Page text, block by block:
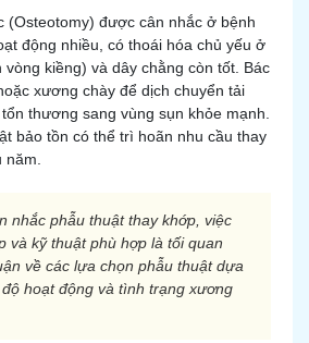
(Osteotomy) được cân nhắc ở bệnh
động nhiều, có thoái hóa chủ yếu ở
vòng kiềng) và dây chằng còn tốt. Bác
xương chày để dịch chuyển tải
thương sang vùng sụn khỏe mạnh.
bảo tồn có thể trì hoãn nhu cầu thay
nhắc phẫu thuật thay khớp, việc
và kỹ thuật phù hợp là tối quan
về các lựa chọn phẫu thuật dựa
hoạt động và tình trạng xương